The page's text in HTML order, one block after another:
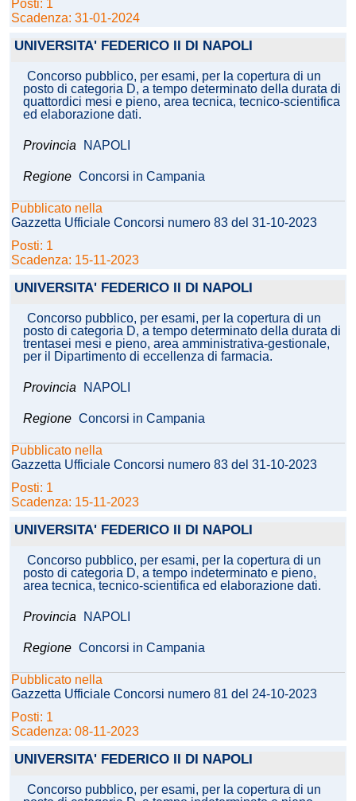
Posti: 1
Scadenza: 31-01-2024
UNIVERSITA' FEDERICO II DI NAPOLI
Concorso pubblico, per esami, per la copertura di un
posto di categoria D, a tempo determinato della durata di
quattordici mesi e pieno, area tecnica, tecnico-scientifica
ed elaborazione dati.
Provincia NAPOLI
Regione Concorsi in Campania
Pubblicato nella
Gazzetta Ufficiale Concorsi numero 83 del 31-10-2023
Posti: 1
Scadenza: 15-11-2023
UNIVERSITA' FEDERICO II DI NAPOLI
Concorso pubblico, per esami, per la copertura di un
posto di categoria D, a tempo determinato della durata di
trentasei mesi e pieno, area amministrativa-gestionale,
per il Dipartimento di eccellenza di farmacia.
Provincia NAPOLI
Regione Concorsi in Campania
Pubblicato nella
Gazzetta Ufficiale Concorsi numero 83 del 31-10-2023
Posti: 1
Scadenza: 15-11-2023
UNIVERSITA' FEDERICO II DI NAPOLI
Concorso pubblico, per esami, per la copertura di un
posto di categoria D, a tempo indeterminato e pieno,
area tecnica, tecnico-scientifica ed elaborazione dati.
Provincia NAPOLI
Regione Concorsi in Campania
Pubblicato nella
Gazzetta Ufficiale Concorsi numero 81 del 24-10-2023
Posti: 1
Scadenza: 08-11-2023
UNIVERSITA' FEDERICO II DI NAPOLI
Concorso pubblico, per esami, per la copertura di un